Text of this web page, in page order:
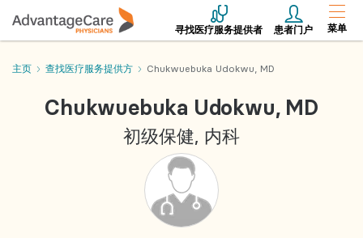
寻找医疗服务提供者 患者门户 菜单
主页 查找医疗服务提供方 Chukwuebuka Udokwu, MD
Chukwuebuka Udokwu, MD
初级保健, 内科